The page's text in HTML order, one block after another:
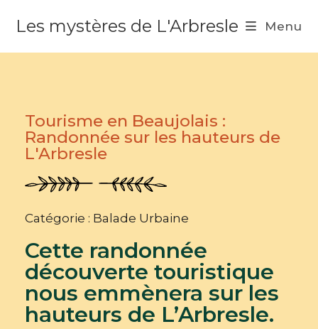
Les mystères de L'Arbresle Menu
Tourisme en Beaujolais :
Randonnée sur les hauteurs de
L'Arbresle
Catégorie : Balade Urbaine
Cette randonnée
découverte touristique
nous emmènera sur les
hauteurs de L’Arbresle.